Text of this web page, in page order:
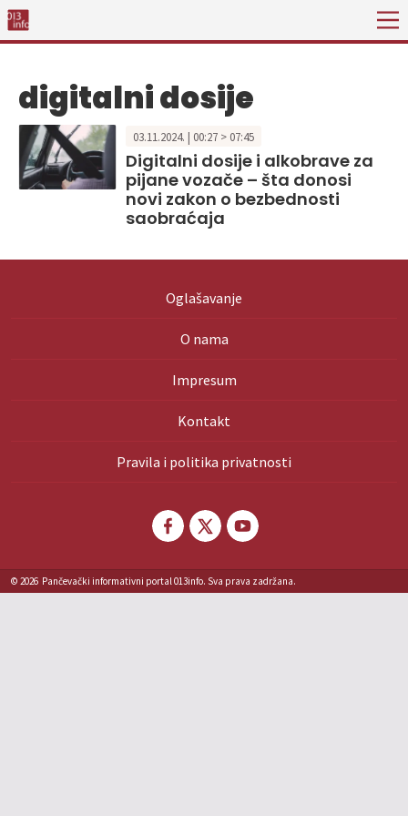
digitalni dosije
03.11.2024. | 00:27 > 07:45
Digitalni dosije i alkobrave za
pijane vozače – šta donosi
novi zakon o bezbednosti
saobraćaja
Oglašavanje
O nama
Impresum
Kontakt
Pravila i politika privatnosti
© 2026 Pančevački informativni portal 013info. Sva prava zadržana.